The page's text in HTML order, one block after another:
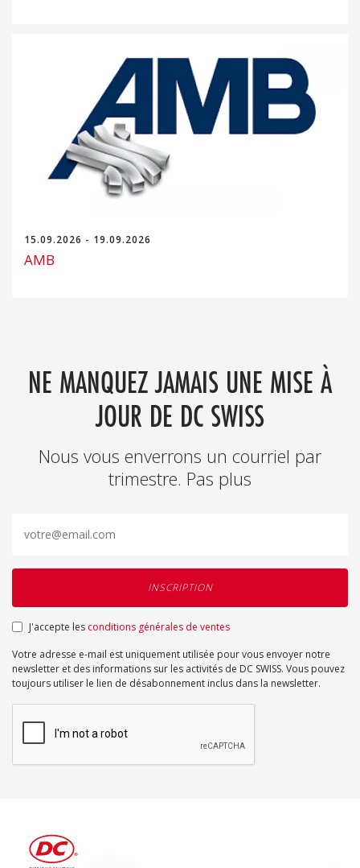
15.09.2026 - 19.09.2026
AMB
NE MANQUEZ JAMAIS UNE MISE À
JOUR DE DC SWISS
Nous vous enverrons un courriel par
trimestre. Pas plus
J'accepte les conditions générales de ventes
Votre adresse e-mail est uniquement utilisée pour vous envoyer notre
newsletter et des informations sur les activités de DC SWISS. Vous pouvez
toujours utiliser le lien de désabonnement inclus dans la newsletter.